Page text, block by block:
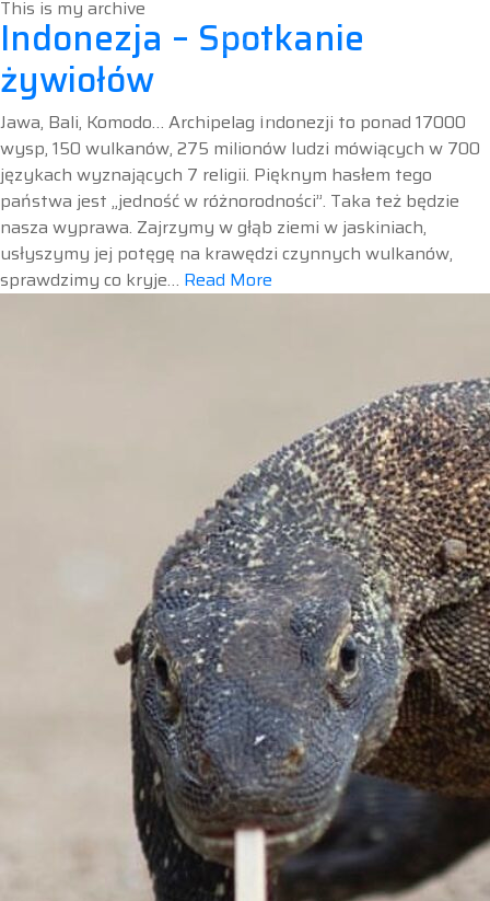
This is my archive
Indonezja – Spotkanie
żywiołów
Jawa, Bali, Komodo… Archipelag Indonezji to ponad 17000
wysp, 150 wulkanów, 275 milionów ludzi mówiących w 700
językach wyznających 7 religii. Pięknym hasłem tego
państwa jest „jedność w różnorodności”. Taka też będzie
nasza wyprawa. Zajrzymy w głąb ziemi w jaskiniach,
usłyszymy jej potęgę na krawędzi czynnych wulkanów,
sprawdzimy co kryje… Read More